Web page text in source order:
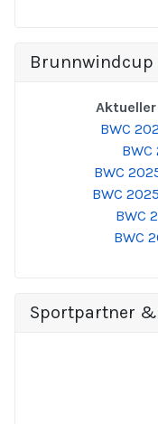
Brunnwindcup
BWC
BWC
BWC
BWC
BWC
Sportpartner &